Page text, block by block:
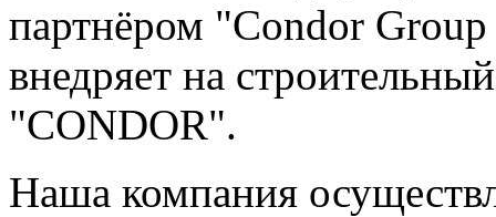
партнёром "Condor
внедряет на
"CONDOR".
Наша компания